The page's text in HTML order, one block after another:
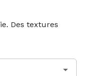
Des textures
